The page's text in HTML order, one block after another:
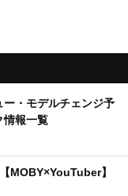
ー・モデルチェンジ予
情報一覧
MOBY×YouTuber】